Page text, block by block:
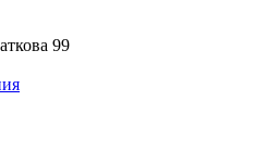
99